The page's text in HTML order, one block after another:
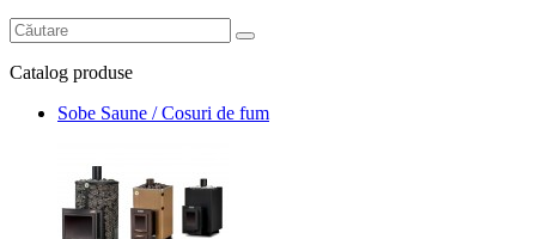
Catalog produse
Sobe Saune / Cosuri de fum